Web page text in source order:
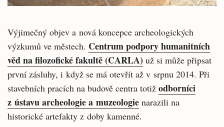
Výjimečný objev a nová koncepce archeologických
výzkumů ve městech. Centrum podpory humanitních
věd na filozofické fakultě (CARLA) už si může připsat
první zásluhy, i když se má otevřít až v srpnu 2014. Při
stavebních pracích na budově centra totiž odborníci
z ústavu archeologie a muzeologie narazili na
historické artefakty z doby kamenné.